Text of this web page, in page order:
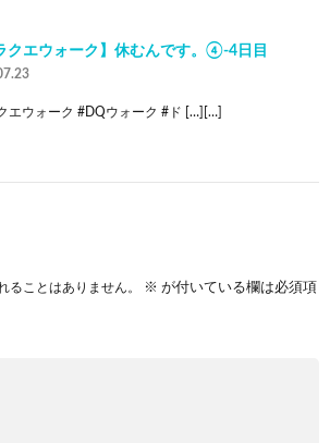
クエウォーク】休むんです。④-4日目
エウォーク #DQウォーク #ド […][…]
ることはありません。 ※ が付いている欄は必須項